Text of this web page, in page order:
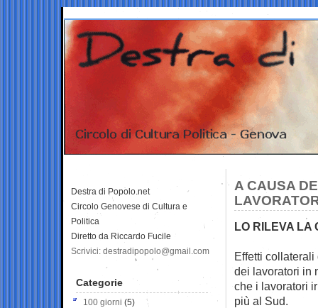
A CAUSA
LO RILEVA LA
Effetti
dei lavoratori in
che i lavoratori
più al Sud.
Destra di Popolo.net
Circolo Genovese di Cultura e
Politica
Diretto da Riccardo Fucile
Scrivici: destradipopolo@gmail.com
Categorie
100 giorni (5)